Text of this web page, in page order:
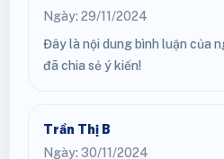
Ngày: 29/11/2024
Đây là nội dung bình luận của
đã chia sẻ ý kiến!
Trần Thị B
Ngày: 30/11/2024